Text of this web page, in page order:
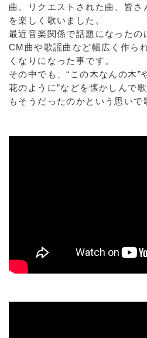
曲、リクエストされた曲、皆
を楽しく歌いました。
最近音楽関係で話題になったの
CM曲や歌謡曲など幅広く作ら
くなりになった事です。
その中でも、“この木なんの木”
花のように”などを懐かしんで
もそうだったのかという思いで